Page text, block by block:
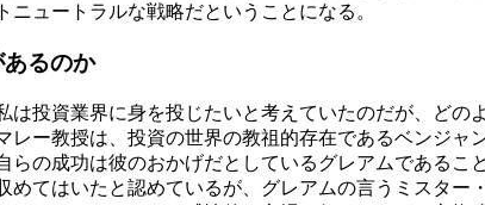
ュートラルな戦略だということになる。
るのか
投資業界に身を投じたいと考えていたのだが、どの
ー教授は、投資の世界の教祖的存在であるベンジ
の成功は彼のおかげだとしているグレアムである
てはいたと認めているが、グレアムの言うミスタ